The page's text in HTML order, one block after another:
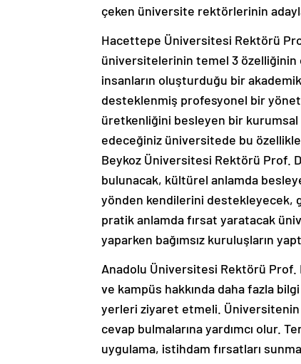
çeken üniversite rektörlerinin
Hacettepe Üniversitesi Rektörü
üniversitelerinin temel 3 özelliğinin
insanların oluşturduğu bir
desteklenmiş profesyonel bir
üretkenliğini besleyen bir kurumsal
edeceğiniz üniversitede bu
Beykoz Üniversitesi Rektörü Prof.
bulunacak, kültürel anlamda
yönden kendilerini destekleyecek,
pratik anlamda fırsat yaratacak
yaparken bağımsız kuruluşların
Anadolu Üniversitesi Rektörü
ve kampüs hakkında daha fazla
yerleri ziyaret etmeli.
cevap bulmalarına yardımcı olur.
uygulama, istihdam fırsatları